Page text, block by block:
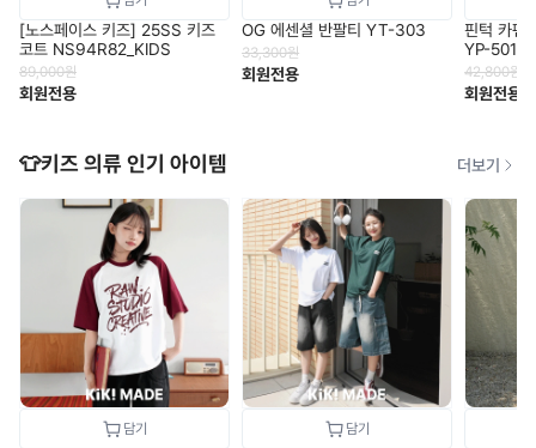
[노스페이스 키즈] 25SS 키즈
코트 NS94R82_KIDS
89,000원
회원전용
OG 에센셜 반팔티 YT-303
33,300원
회원전용
핀턱 카펜
YP-501
42,800원
회원전용
👕키즈 의류 인기 아이템 더보기